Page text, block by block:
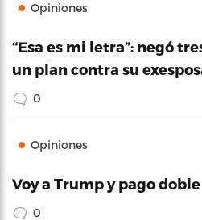
Opiniones
“Esa es mi letra”: negó
un plan contra su
0
Opiniones
Voy a Trump y pago doble
0